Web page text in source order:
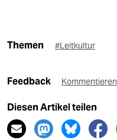
Themen #Leitkultur
Feedback Kommentieren
Diesen Artikel teilen